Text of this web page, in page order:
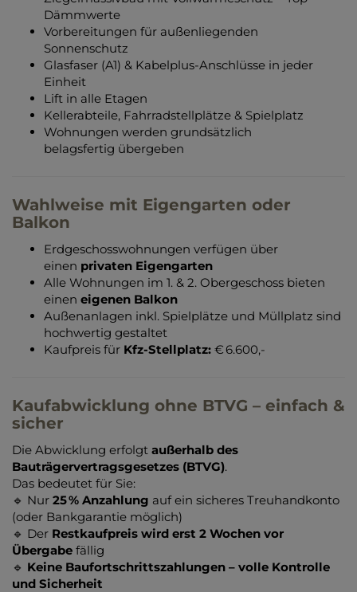
Dämmwerte
Vorbereitungen für außenliegenden
Sonnenschutz
Glasfaser (A1) & Kabelplus-Anschlüsse in jeder
Einheit
Lift in alle Etagen
Kellerabteile, Fahrradstellplätze & Spielplatz
Wohnungen werden grundsätzlich
belagsfertig übergeben
Wahlweise mit Eigengarten oder
Balkon
Erdgeschosswohnungen verfügen über
einen privaten Eigengarten
Alle Wohnungen im 1. & 2. Obergeschoss bieten
einen eigenen Balkon
Außenanlagen inkl. Spielplätze und Müllplatz sind
hochwertig gestaltet
Kaufpreis für Kfz-Stellplatz: € 6.600,-
Kaufabwicklung ohne BTVG – einfach &
sicher
Die Abwicklung erfolgt außerhalb des
Bauträgervertragsgesetzes (BTVG).
Das bedeutet für Sie:
🔹 Nur 25 % Anzahlung auf ein sicheres Treuhandkonto
(oder Bankgarantie möglich)
🔹 Der Restkaufpreis wird erst 2 Wochen vor
Übergabe fällig
🔹 Keine Baufortschrittszahlungen – volle Kontrolle
und Sicherheit